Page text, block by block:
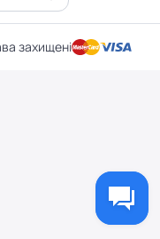
захищені